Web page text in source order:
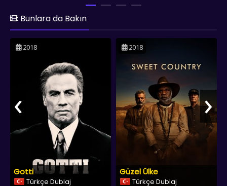
Bunlara da Bakın
2018
Gotti
Türkçe Dublaj
2018
Güzel Ülke
Türkçe Dublaj
‹ ›